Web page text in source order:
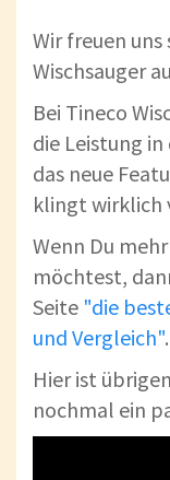
Wir freuen
Wischsauger
Bei Tineco
die Leistung
das neue
klingt wirklich
Wenn Du
möchtest,
Seite "die
und Vergleich".
Hier ist
nochmal ein